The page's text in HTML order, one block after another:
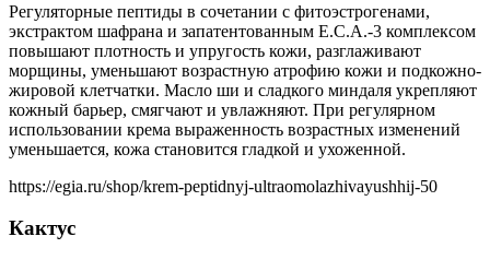
Регуляторные пептиды в сочетании с фитоэстрогенами,
экстрактом шафрана и запатентованным Е.С.А.-3 комплексом
повышают плотность и упругость кожи, разглаживают
морщины, уменьшают возрастную атрофию кожи и подкожно-
жировой клетчатки. Масло ши и сладкого миндаля укрепляют
кожный барьер, смягчают и увлажняют. При регулярном
использовании крема выраженность возрастных изменений
уменьшается, кожа становится гладкой и ухоженной.
https://egia.ru/shop/krem-peptidnyj-ultraomolazhivayushhij-50
Кактус